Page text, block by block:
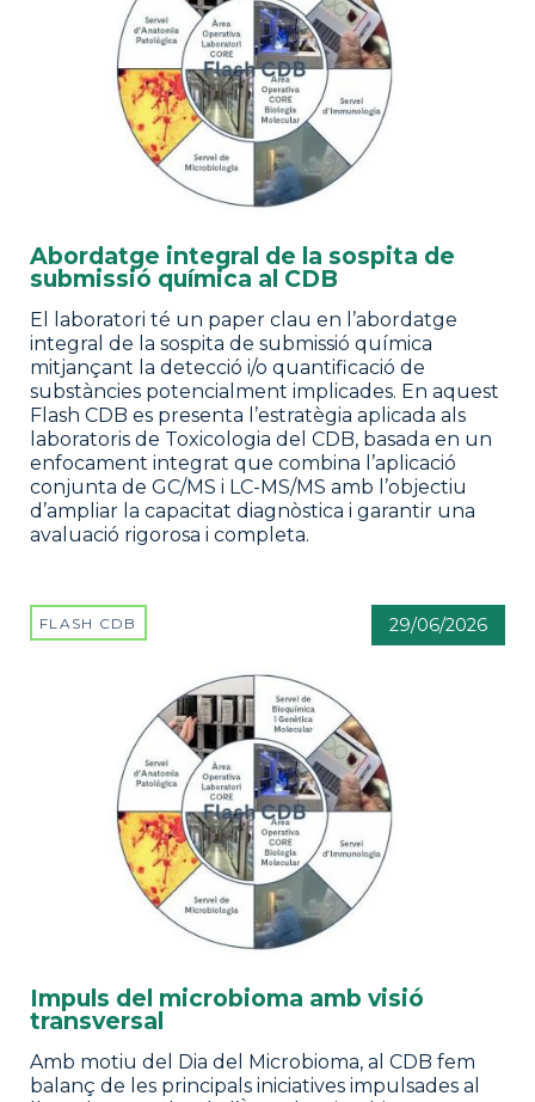
Abordatge integral de la sospita de
submissió química al CDB
El laboratori té un paper clau en l’abordatge
integral de la sospita de submissió química
mitjançant la detecció i/o quantificació de
substàncies potencialment implicades. En aquest
Flash CDB es presenta l’estratègia aplicada als
laboratoris de Toxicologia del CDB, basada en un
enfocament integrat que combina l’aplicació
conjunta de GC/MS i LC-MS/MS amb l’objectiu
d’ampliar la capacitat diagnòstica i garantir una
avaluació rigorosa i completa.
FLASH CDB 29/06/2026
Impuls del microbioma amb visió
transversal
Amb motiu del Dia del Microbioma, al CDB fem
balanç de les principals iniciatives impulsades al